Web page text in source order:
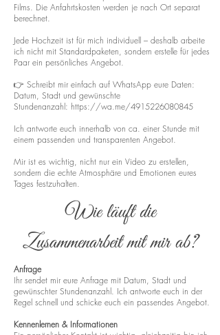
Films. Die Anfahrtskosten werden je nach Ort separat
berechnet.
Jede Hochzeit ist für mich individuell – deshalb arbeite
ich nicht mit Standardpaketen, sondern erstelle für jedes
Paar ein persönliches Angebot.
👉 Schreibt mir einfach auf WhatsApp eure Daten:
Datum, Stadt und gewünschte
Stundenanzahl: https://wa.me/4915226080845
Ich antworte euch innerhalb von ca. einer Stunde mit
einem passenden und transparenten Angebot.
Mir ist es wichtig, nicht nur ein Video zu erstellen,
sondern die echte Atmosphäre und Emotionen eures
Tages festzuhalten.
Wie läuft die
Zusammenarbeit mit mir ab?
Anfrage
Ihr sendet mir eure Anfrage mit Datum, Stadt und
gewünschter Stundenanzahl. Ich antworte euch in der
Regel schnell und schicke euch ein passendes Angebot.
Kennenlernen & Informationen